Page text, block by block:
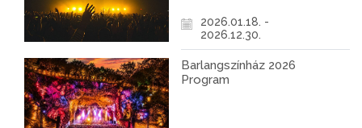
2026.01.18. -
2026.12.30.
Barlangszínház 2026
Program